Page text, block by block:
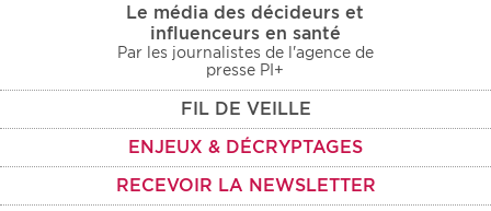
Le média des décideurs et
influenceurs en santé
Par les journalistes de l'agence de
presse PI+
FIL DE VEILLE
ENJEUX & DÉCRYPTAGES
RECEVOIR LA NEWSLETTER